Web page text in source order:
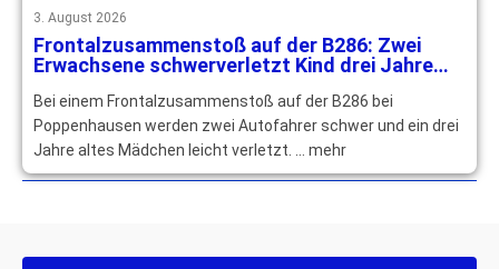
3. August 2026
Frontalzusammenstoß auf der B286: Zwei
Erwachsene schwerverletzt Kind drei Jahre
Bei einem Frontalzusammenstoß auf der B286 bei
Poppenhausen werden zwei Autofahrer schwer und ein drei
Jahre altes Mädchen leicht verletzt. … mehr